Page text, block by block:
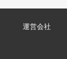
運営会社